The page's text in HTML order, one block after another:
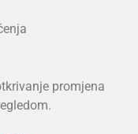
promjena